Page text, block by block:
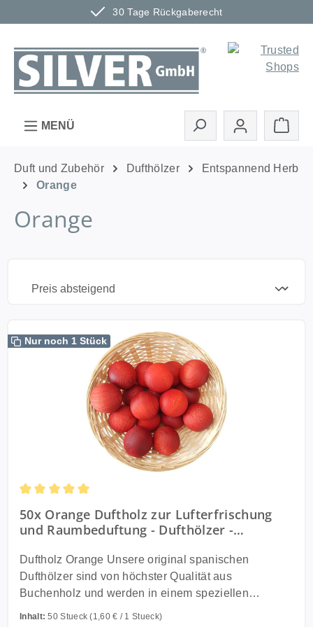
30 Tage Rückgaberecht
Zum Hauptinhalt springen
MENÜ
Duft und Zubehör Dufthölzer
Entspannend Herb
Orange
Orange
Nur noch 1 Stück
50x Orange Duftholz zur Lufterfrischung
und Raumbeduftung - Dufthölzer -
Duftholz Orange Unsere original spanischen
Dufthölzer sind von höchster Qualität aus
Buchenholz und werden in einem speziellen
Inhalt:50 Stueck(1,60 € / 1 Stueck)